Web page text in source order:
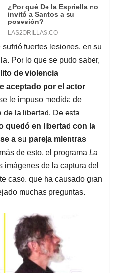
fuertes lesiones, en su
Por lo que se pudo saber,
de violencia
aceptado por el actor
le impuso medida de
de la libertad. De esta
quedó en libertad con la
a su pareja mientras
de esto, el programa La
imágenes de la captura del
caso, que ha causado gran
muchas preguntas.